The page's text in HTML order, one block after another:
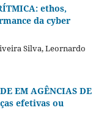
ethos,
da cyber
Silva, Leornardo
EM AGÊNCIAS DE
efetivas ou